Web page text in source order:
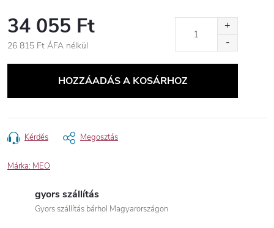
34 055 Ft
26 815 Ft ÁFA nélkül
HOZZÁADÁS A KOSÁRHOZ
Kérdés Megosztás
Márka: MEO
gyors szállítás
Gyors szállítás bárhol Magyarországon